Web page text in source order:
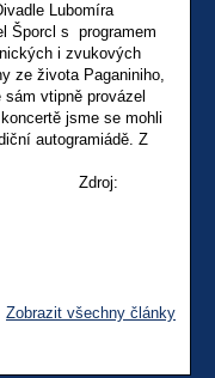
Lubomíra
Šporcl s programem
i zvukových
ze života Paganiniho,
vtipně provázel
jsme se mohli
autogramiádě. Z
nadšení.
Zobrazit všechny články